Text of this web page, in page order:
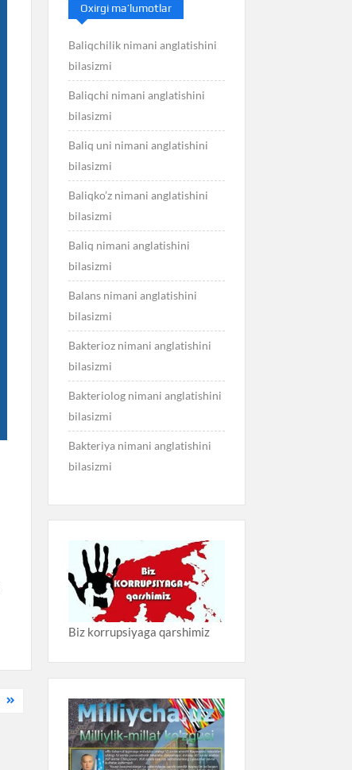
Oxirgi ma’lumotlar
Baliqchilik nimani anglatishini
bilasizmi
Baliqchi nimani anglatishini
bilasizmi
Baliq uni nimani anglatishini
bilasizmi
Baliqko’z nimani anglatishini
bilasizmi
Baliq nimani anglatishini
bilasizmi
Balans nimani anglatishini
bilasizmi
Bakterioz nimani anglatishini
bilasizmi
Bakteriolog nimani anglatishini
bilasizmi
Bakteriya nimani anglatishini
bilasizmi
Biz korrupsiyaga qarshimiz